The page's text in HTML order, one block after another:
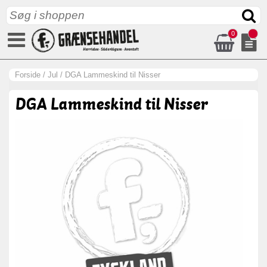
0
Forside / Jul / DGA Lammeskind til Nisser
DGA Lammeskind til Nisser